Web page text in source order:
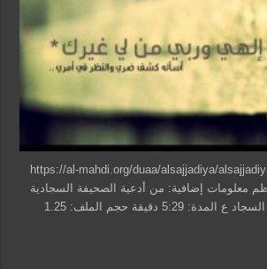
https://al-mahdi.org/duaa/alsajjadiya/
معلومات إضافية: من أدعية الصحيفة السجادية
للإمام علي بن الحسين السجاد ع المدة: 5:29 دقيقة حجم الملف: 1.25